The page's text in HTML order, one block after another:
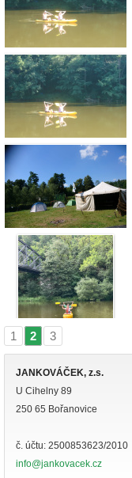
1 2 3
JANKOVÁČEK, z.s.
U Cihelny 89
250 65 Bořanovice
č. účtu: 2500853623/2010
info@jankovacek.cz